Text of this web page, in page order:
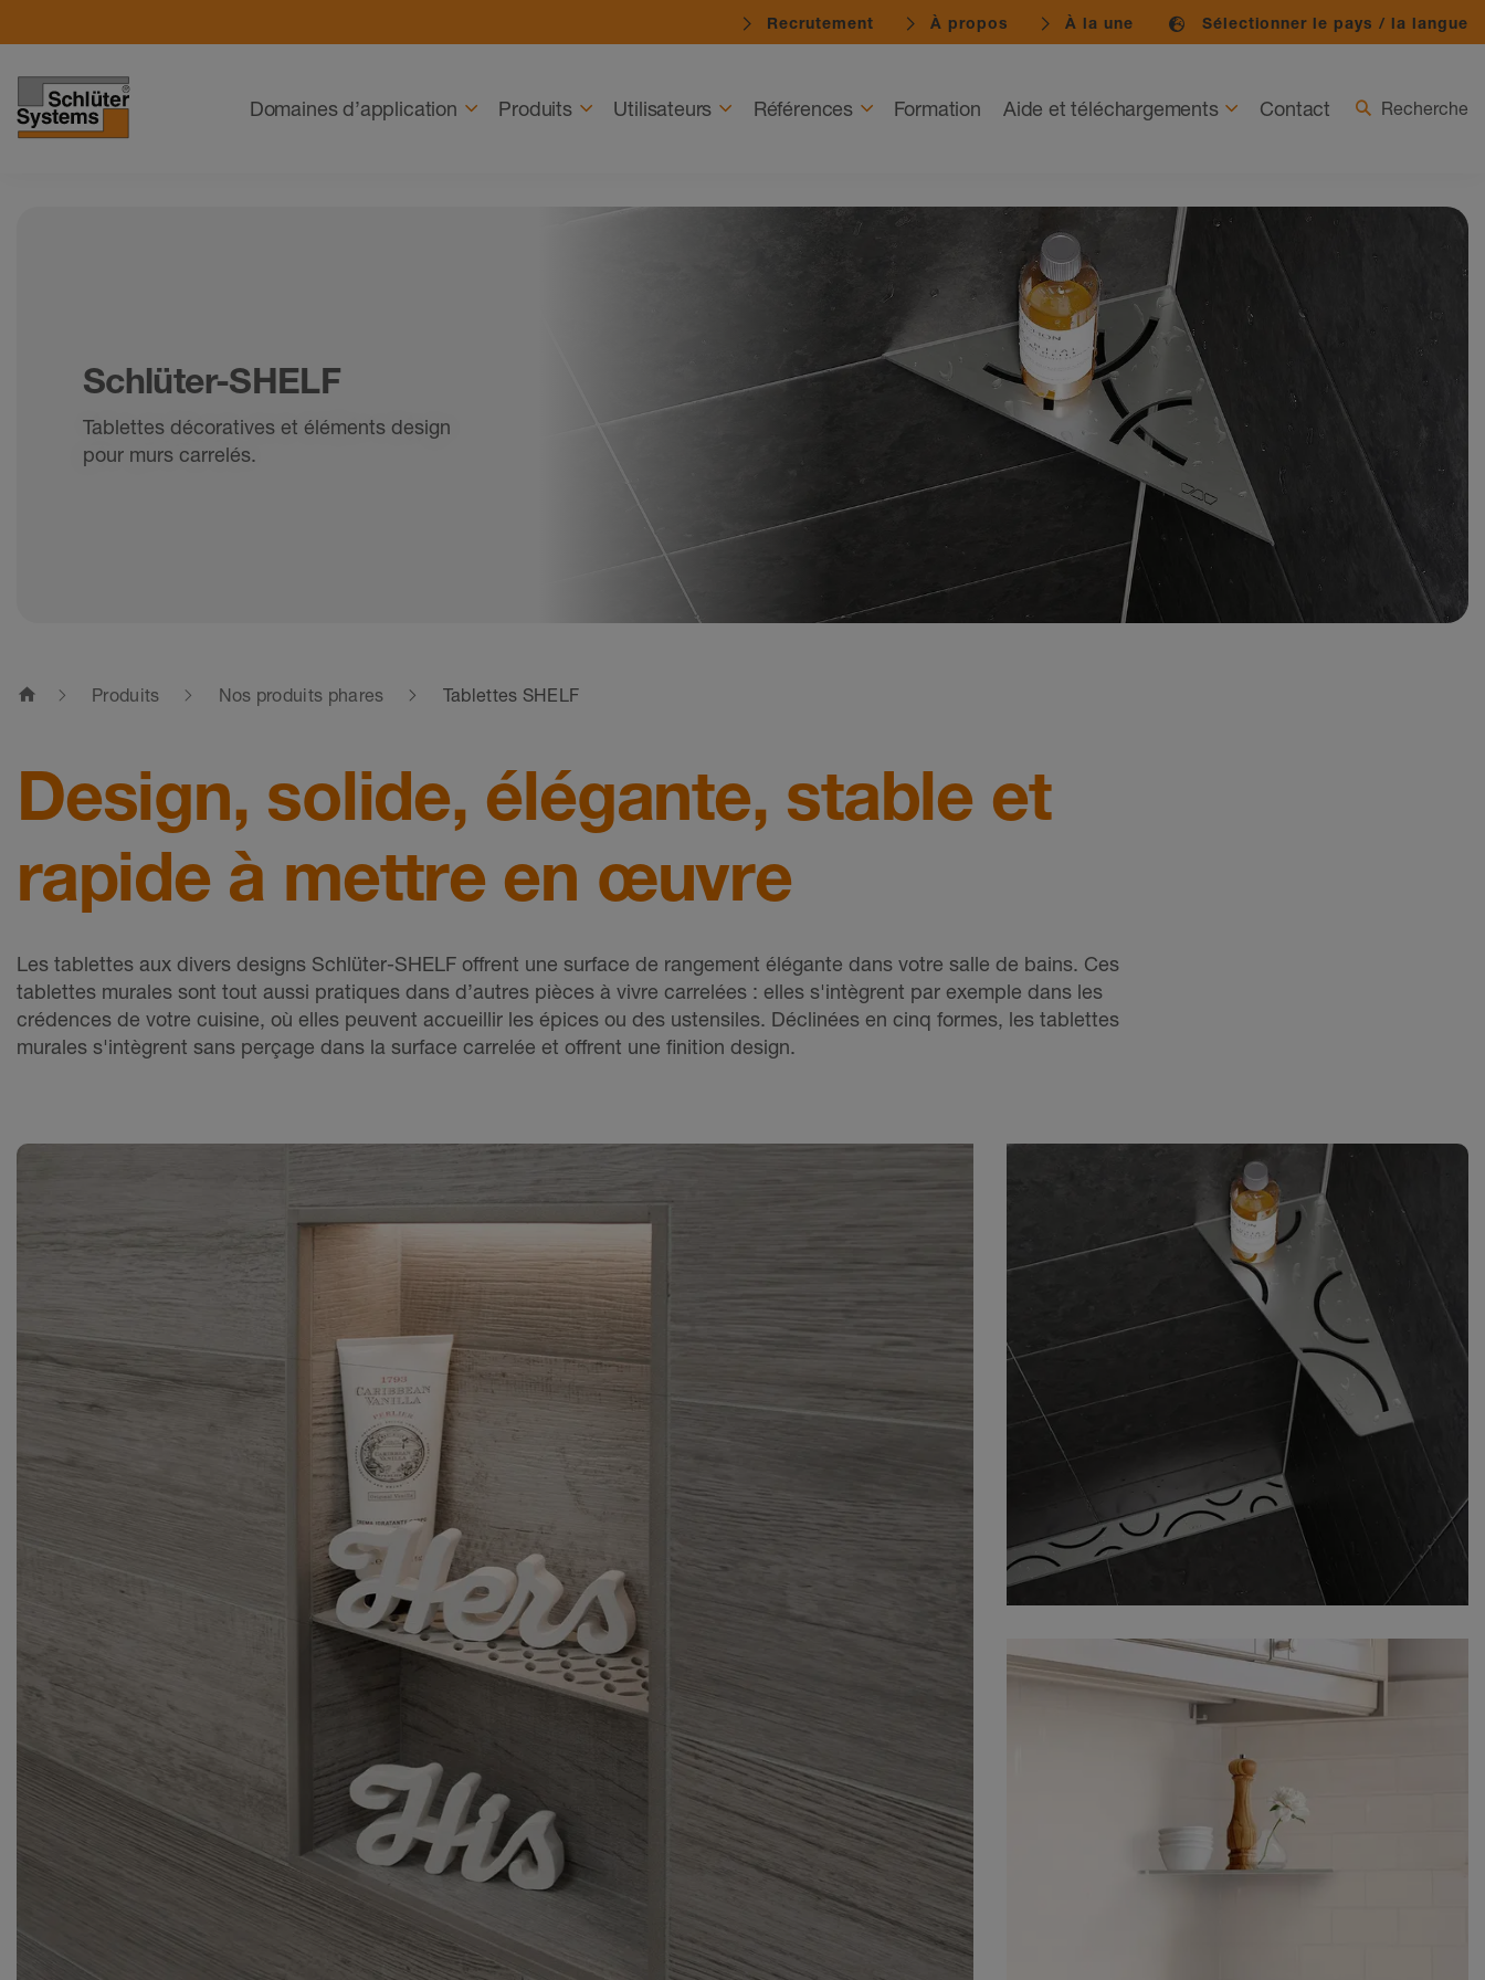
Recrutement À propos À la une Sélectionner le pays / la langue
Domaines d’application Produits Utilisateurs Références Formation Aide et téléchargements Contact Recherche
Schlüter-SHELF
Tablettes décoratives et éléments design
pour murs carrelés.
home Produits Nos produits phares Tablettes SHELF
Design, solide, élégante, stable et
rapide à mettre en œuvre
Les tablettes aux divers designs Schlüter-SHELF offrent une surface de rangement élégante dans votre salle de bains. Ces
tablettes murales sont tout aussi pratiques dans d’autres pièces à vivre carrelées : elles s'intègrent par exemple dans les
crédences de votre cuisine, où elles peuvent accueillir les épices ou des ustensiles. Déclinées en cinq formes, les tablettes
murales s'intègrent sans perçage dans la surface carrelée et offrent une finition design.
Solution élégante pour douche à
l'italienne – notre tablette SHELF-E-S3
combinée avec le caniveau KERDI-LINE,
en acier inoxydable brossé dans le